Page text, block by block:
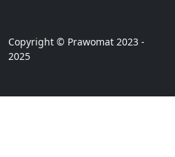
Copyright © Prawomat 2023 -
2025